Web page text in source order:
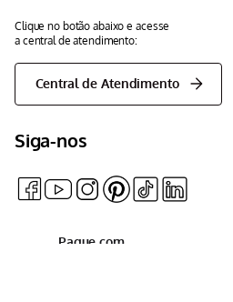
Clique no botão abaixo e acesse
a central de atendimento:
Central de Atendimento
Siga-nos
Pague com